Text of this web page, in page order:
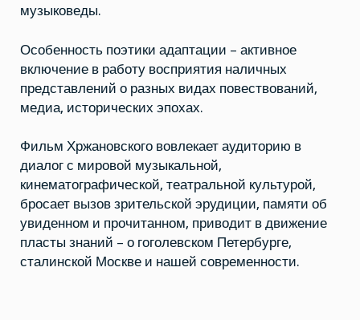
музыковеды.
Особенность поэтики адаптации – активное
включение в работу восприятия наличных
представлений о разных видах повествований,
медиа, исторических эпохах.
Фильм Хржановского вовлекает аудиторию в
диалог с мировой музыкальной,
кинематографической, театральной культурой,
бросает вызов зрительской эрудиции, памяти об
увиденном и прочитанном, приводит в движение
пласты знаний – о гоголевском Петербурге,
сталинской Москве и нашей современности.